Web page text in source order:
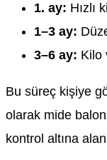
1. ay: Hızlı
1–3 ay:
3–6 ay: Kilo
Bu süreç kişiye
olarak mide
kontrol altına